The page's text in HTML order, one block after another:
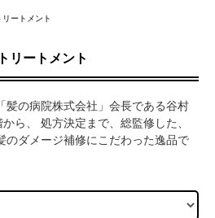
ートメント
リートメント
髪の病院株式会社」会長である谷村
ら、 処方決定まで、総監修した、
のダメージ補修にこだわった逸品で